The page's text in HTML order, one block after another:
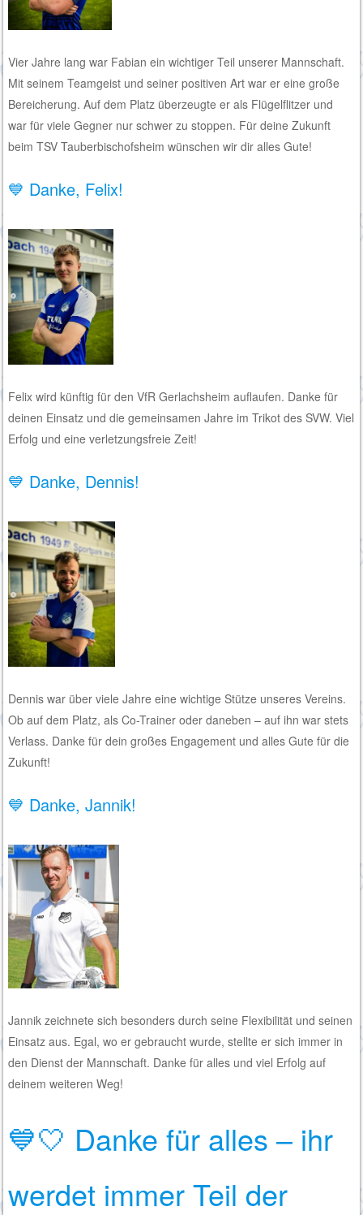
Vier Jahre lang war Fabian ein wichtiger Teil unserer Mannschaft.
Mit seinem Teamgeist und seiner positiven Art war er eine große
Bereicherung. Auf dem Platz überzeugte er als Flügelflitzer und
war für viele Gegner nur schwer zu stoppen. Für deine Zukunft
beim TSV Tauberbischofsheim wünschen wir dir alles Gute!
💙 Danke, Felix!
Felix wird künftig für den VfR Gerlachsheim auflaufen. Danke für
deinen Einsatz und die gemeinsamen Jahre im Trikot des SVW. Viel
Erfolg und eine verletzungsfreie Zeit!
💙 Danke, Dennis!
Dennis war über viele Jahre eine wichtige Stütze unseres Vereins.
Ob auf dem Platz, als Co-Trainer oder daneben – auf ihn war stets
Verlass. Danke für dein großes Engagement und alles Gute für die
Zukunft!
💙 Danke, Jannik!
Jannik zeichnete sich besonders durch seine Flexibilität und seinen
Einsatz aus. Egal, wo er gebraucht wurde, stellte er sich immer in
den Dienst der Mannschaft. Danke für alles und viel Erfolg auf
deinem weiteren Weg!
💙🤍 Danke für alles – ihr
werdet immer Teil der